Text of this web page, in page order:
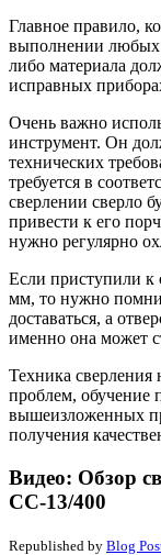
Главное правило,
выполнении любых
либо материала
исправных
Очень важно
инструмент. Он
технических
требуется в
сверлении сверло
привести к его
нужно регулярно
Если приступили к
мм, то нужно
доставаться, а
именно она может
Техника
проблем, обучение
вышеизложенных
получения
Видео: Обзор
СС-13/400
Republished by Blog